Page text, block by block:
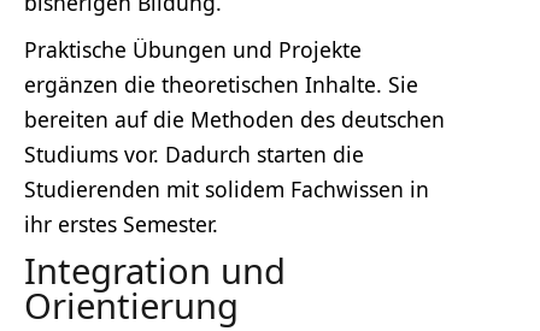
Praktische Übungen und Projekte
ergänzen die theoretischen Inhalte. Sie
bereiten auf die Methoden des deutschen
Studiums vor. Dadurch starten die
Studierenden mit solidem Fachwissen in
ihr erstes Semester.
Integration und
Orientierung